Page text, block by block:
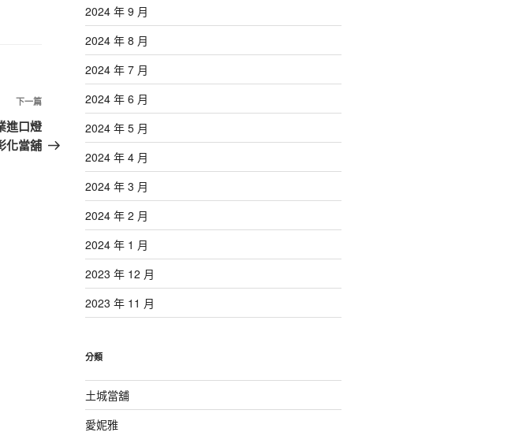
下
一
篇
下一篇
進口燈
化當舖
2024 年 9 月
2024 年 8 月
2024 年 7 月
2024 年 6 月
2024 年 5 月
2024 年 4 月
2024 年 3 月
2024 年 2 月
2024 年 1 月
2023 年 12 月
2023 年 11 月
分類
土城當舖
愛妮雅